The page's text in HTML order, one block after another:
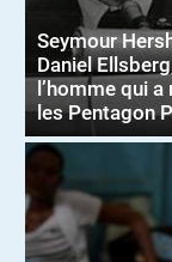
Seymour
Daniel
l’homme qui a
les Pentagon